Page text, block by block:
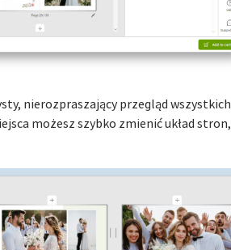
nierozpraszający przegląd wszystkich
możesz szybko zmienić układ stron,